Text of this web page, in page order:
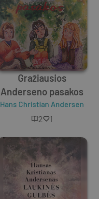
Gražiausios
Anderseno pasakos
Hans Christian Andersen
2 1